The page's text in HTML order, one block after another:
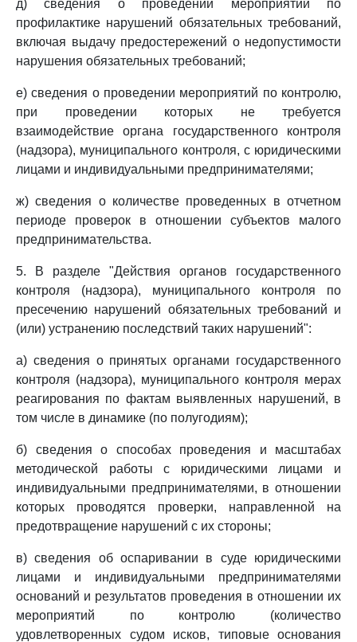
д) сведения о проведении мероприятий по
профилактике нарушений обязательных требований,
включая выдачу предостережений о недопустимости
нарушения обязательных требований;
е) сведения о проведении мероприятий по контролю,
при проведении которых не требуется
взаимодействие органа государственного контроля
(надзора), муниципального контроля, с юридическими
лицами и индивидуальными предпринимателями;
ж) сведения о количестве проведенных в отчетном
периоде проверок в отношении субъектов малого
предпринимательства.
5. В разделе "Действия органов государственного
контроля (надзора), муниципального контроля по
пресечению нарушений обязательных требований и
(или) устранению последствий таких нарушений":
а) сведения о принятых органами государственного
контроля (надзора), муниципального контроля мерах
реагирования по фактам выявленных нарушений, в
том числе в динамике (по полугодиям);
б) сведения о способах проведения и масштабах
методической работы с юридическими лицами и
индивидуальными предпринимателями, в отношении
которых проводятся проверки, направленной на
предотвращение нарушений с их стороны;
в) сведения об оспаривании в суде юридическими
лицами и индивидуальными предпринимателями
оснований и результатов проведения в отношении их
мероприятий по контролю (количество
удовлетворенных судом исков, типовые основания